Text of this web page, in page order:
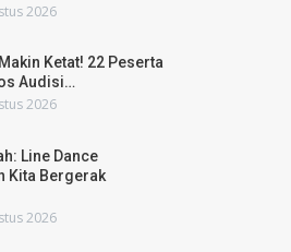
2026
Ketat! 22 Peserta
Audisi…
2026
Line Dance
Kita Bergerak
2026